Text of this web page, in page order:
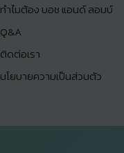
ทำไมต้อง บอช แอนด์ ลอมบ์
Q&A
ติดต่อเรา
นโยบายความเป็นส่วนตัว